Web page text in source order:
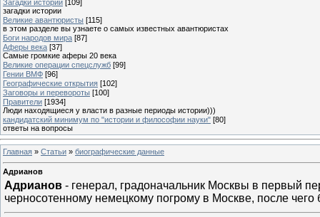
Загадки истории [109]
загадки истории
Великие авантюристы [115]
в этом разделе вы узнаете о самых известных авантюристах
Боги народов мира [87]
Аферы века [37]
Самые громкие аферы 20 века
Великие операции спецслужб [99]
Гении ВМФ [96]
Географические открытия [102]
Заговоры и перевороты [100]
Правители [1934]
Люди находящиеся у власти в разные периоды истории)))
кандидатский минимум по "истории и философии науки" [80]
ответы на вопросы
Главная » Статьи » биографические данные
Адрианов
Адрианов - генерал, градоначальник Москвы в первый
черносотенному немецкому погрому в Москве, после